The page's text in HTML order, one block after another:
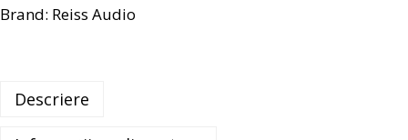
Brand: Reiss Audio
Descriere